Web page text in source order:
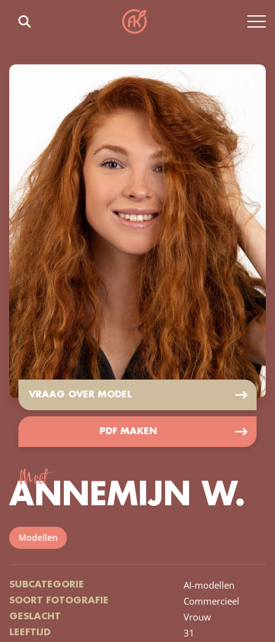
VRAAG OVER MODEL
PDF MAKEN
Meet
ANNEMIJN W.
Modellen
SUBCATEGORIE AI-modellen
SOORT FOTOGRAFIE Commercieel
GESLACHT Vrouw
LEEFTIJD 31